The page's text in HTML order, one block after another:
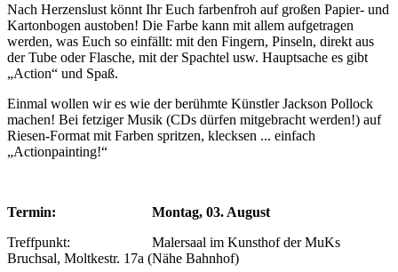
Nach Herzenslust könnt Ihr Euch farbenfroh auf großen Papier- und
Kartonbogen austoben! Die Farbe kann mit allem aufgetragen
werden, was Euch so einfällt: mit den Fingern, Pinseln, direkt aus
der Tube oder Flasche, mit der Spachtel usw. Hauptsache es gibt
„Action“ und Spaß.
Einmal wollen wir es wie der berühmte Künstler Jackson Pollock
machen! Bei fetziger Musik (CDs dürfen mitgebracht werden!) auf
Riesen-Format mit Farben spritzen, klecksen ... einfach
„Actionpainting!“
Termin:
Montag, 03. August
Treffpunkt: Malersaal im Kunsthof der MuKs
Bruchsal, Moltkestr. 17a (Nähe Bahnhof)